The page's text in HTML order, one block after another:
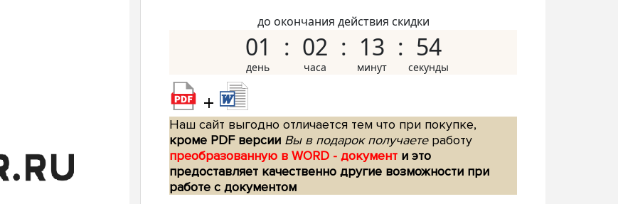
до окончания действия скидки
01 02 13 53
+
Наш сайт выгодно отличается тем что при покупке,
кроме PDF версии Вы в подарок получаетеработу
преобразованную в WORD - документ и это
предоставляет качественно другие возможности при
работе с документом